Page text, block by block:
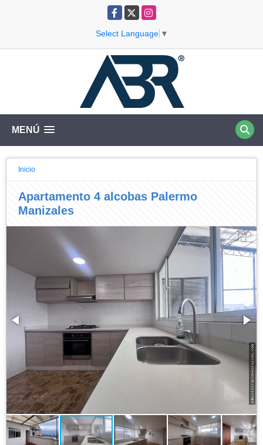
Facebook
X Instagram
Select Language ▼
MENÚ
Inicio
Apartamento 4 alcobas Palermo
Manizales